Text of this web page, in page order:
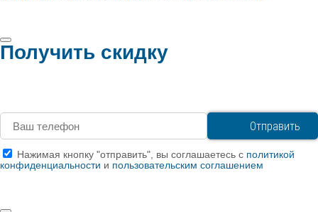
Получить скидку
Нажимая кнопку "отправить", вы соглашаетесь с политикой
конфиденциальности и пользовательским соглашением